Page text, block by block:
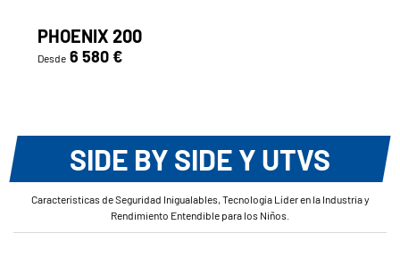
PHOENIX 200
Desde 6 580 €
SIDE BY SIDE Y UTVS
Características de Seguridad Inigualables, Tecnología Líder en la Industria y
Rendimiento Entendible para los Niños.